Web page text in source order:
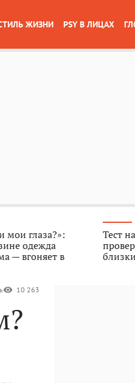
ЖИЗНИ PSY В ЛИЦАХ
мои глаза?»:
одежда
— вгоняет в
Тест
близки
10 263